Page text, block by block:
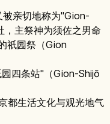
被亲切地称为"Gion-
主祭神为须佐之男命
祇园祭（Gion
四条站"（Gion-Shijō
都生活文化与观光地气